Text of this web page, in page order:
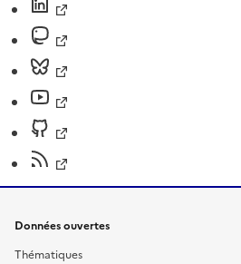
Données ouvertes
Thématiques